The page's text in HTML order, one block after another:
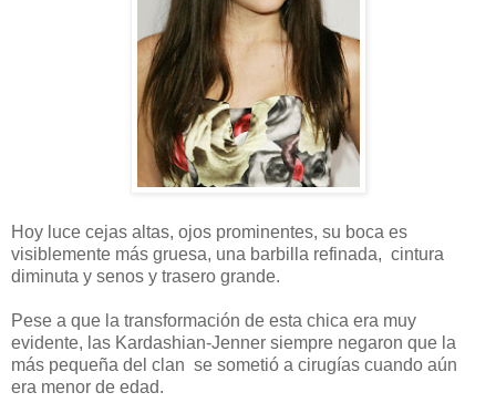
Hoy luce cejas altas, ojos prominentes, su boca es
visiblemente más gruesa, una barbilla refinada, cintura
diminuta y senos y trasero grande.
Pese a que la transformación de esta chica era muy
evidente, las Kardashian-Jenner siempre negaron que la
más pequeña del clan se sometió a cirugías cuando aún
era menor de edad.